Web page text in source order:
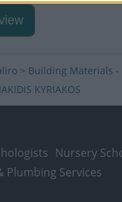
> Building Materials -
KYRIAKOS
Nursery
Plumbing Services